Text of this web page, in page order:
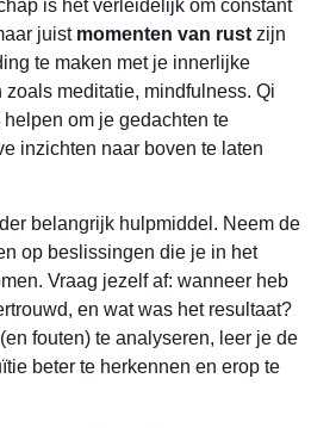
is het verleidelijk om constant
juist momenten van rust zijn
te maken met je innerlijke
meditatie, mindfulness. Qi
om je gedachten te
inzichten naar boven te laten
belangrijk hulpmiddel. Neem de
op beslissingen die je in het
Vraag jezelf af: wanneer heb
en wat was het resultaat?
fouten) te analyseren, leer je de
beter te herkennen en erop te